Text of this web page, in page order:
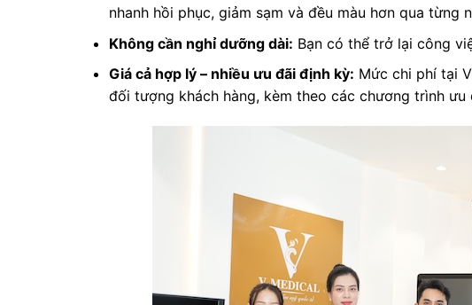
nhanh hồi phục, giảm sạm và đều màu hơn qua từng
Không cần nghỉ dưỡng dài: Bạn có thể trở lại công
Giá cả hợp lý – nhiều ưu đãi định kỳ: Mức chi phí tại
đối tượng khách hàng, kèm theo các chương trình